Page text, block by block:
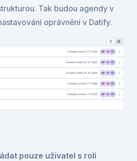
Tak budou agendy v
oprávnění v Datify.
pouze uživatel s rolí